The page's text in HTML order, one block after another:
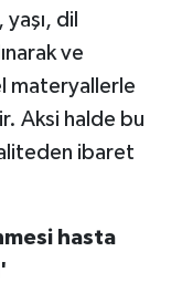
dil
ve
materyallerle
Aksi halde bu
ibaret
hasta